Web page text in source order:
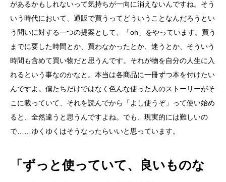
があるかもしれないって気持ちが一向に消えないんですね。そう
いう時代において、通販で買うってどういうことなんだろうとい
う問いに対する一つの提案として、「oh」をやっています。買う
までに要した時間とか、買わなかったとか、迷うとか、そういう
時間も含めて買い物だと思うんです。それが物を自分の人生に入
れるという事なのかなと。本当は各商品に一冊ずつ本を付けたい
んですよ。僕たちだけではなく色んな使った人のストーリーがそ
こに載っていて、それを読んでから「よし使うぞ」って使い始め
ると、全然違うと思うんですよね。でも、現実的には難しいの
で……ゆくゆくはそうなったらいいと思っています。
「ずっと使っていて、良いものな